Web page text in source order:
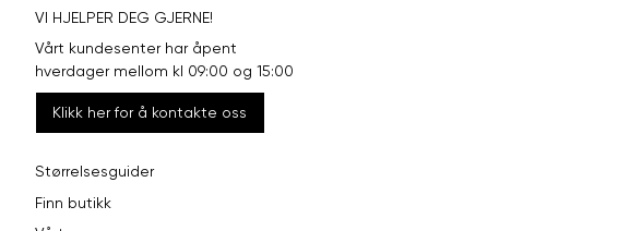
VI HJELPER DEG GJERNE!
Vårt kundesenter har åpent
hverdager mellom kl 09:00 og 15:00
Klikk her for å kontakte oss
Størrelsesguider
Finn butikk